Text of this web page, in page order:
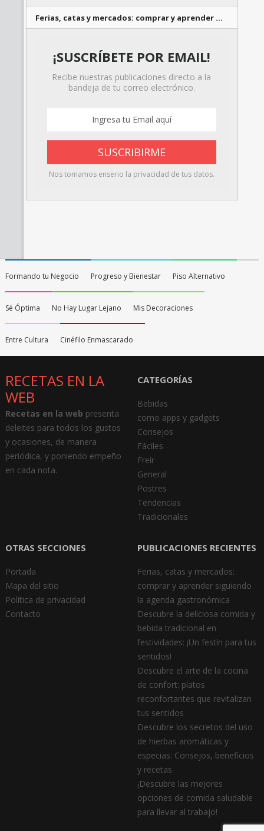
Ferias, catas y mercados: comprar y aprender …
¡SUSCRÍBETE POR EMAIL!
Recibe nuestras publicaciones directo a la
bandeja de tu correo electrónico.
Nos tomamos enserio la privacidad de tus datos.
Formando tu Negocio Progreso y Bienestar Piso Alternativo
Sé Óptima No Hay Lugar Lejano Mis Decoraciones
Entre Cultura Cinéfilo Enmascarado
RECETAS EN LA
WEB
Recetas en la web presenta
deleites para todos los gustos
y ocasiones, de manera
periódica, y poniendo empeño
en cada nota.
CATEGORÍAS
Bebidas
como apps y gadgets
Consejos
Fáciles
Freír
General
Postres
Tendencias
Tradicionales
OTRAS SECCIONES
Portada
Mapa del sitio
Política de privacidad
Contacto
PUBLICACIONES RECIENTES
Ferias, catas y mercados:
comprar y aprender siguiendo
la agenda gastronómica
Descubre la deliciosa comida y
bebida tradicional en
festividades: ¡Un festín para tus
sentidos!
Descubre el arte de la cocina
de confort: platos
reconfortantes que revitalizan
tus sentidos
Descubre los secretos del uso
de hierbas aromáticas y
especias: Consejos, beneficios
y recetas
¡Descubre las mejores
opciones de comida saludable
para llevar al trabajo!